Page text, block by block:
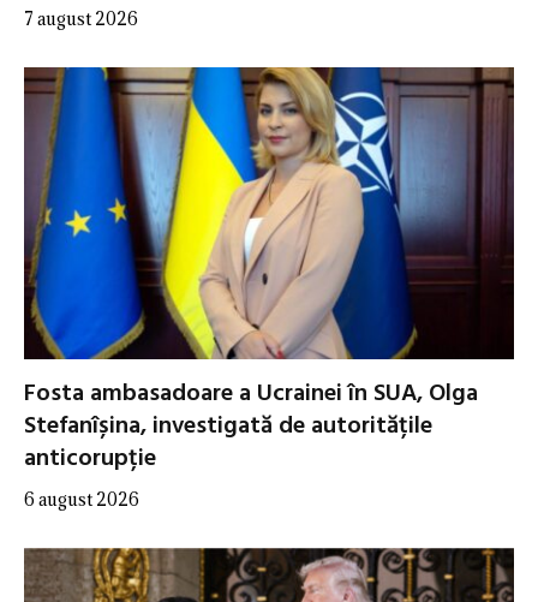
7 august 2026
Fosta ambasadoare a Ucrainei în SUA, Olga
Stefanîșina, investigată de autoritățile
anticorupție
6 august 2026